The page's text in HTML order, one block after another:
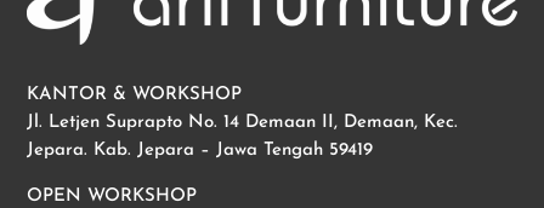
KANTOR & WORKSHOP
Jl. Letjen Suprapto No. 14 Demaan II, Demaan, Kec.
Jepara. Kab. Jepara – Jawa Tengah 59419
OPEN WORKSHOP